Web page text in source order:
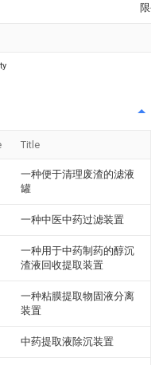
限公
Title
一种便于清理废渣的滤液
罐
一种中医中药过滤装置
一种用于中药制药的醇沉
渣液回收提取装置
一种粘膜提取物固液分离
装置
中药提取液除沉装置